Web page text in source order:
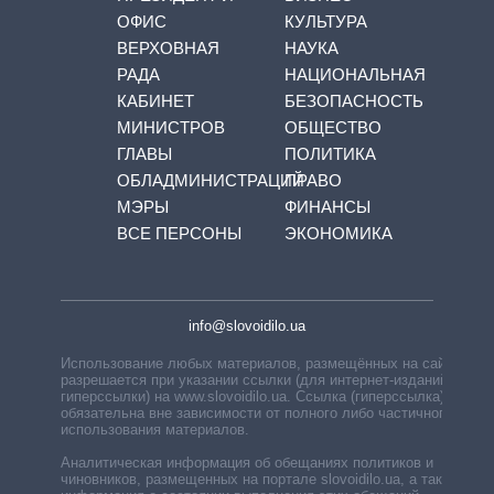
ОФИС
ВЕРХОВНАЯ
РАДА
КАБИНЕТ
МИНИСТРОВ
ГЛАВЫ
ОБЛАДМИНИСТРАЦИЙ
МЭРЫ
ВСЕ ПЕРСОНЫ
КУЛЬТУРА
НАУКА
НАЦИОНАЛЬНАЯ
БЕЗОПАСНОСТЬ
ОБЩЕСТВО
ПОЛИТИКА
ПРАВО
ФИНАНСЫ
ЭКОНОМИКА
info@slovoidilo.ua
Использование любых материалов, размещённых на сайте,
разрешается при указании ссылки (для интернет-изданий —
гиперссылки) на www.slovoidilo.ua. Ссылка (гиперссылка)
обязательна вне зависимости от полного либо частичного
использования материалов.
Аналитическая информация об обещаниях политиков и
чиновников, размещенных на портале slovoidilo.ua, а также